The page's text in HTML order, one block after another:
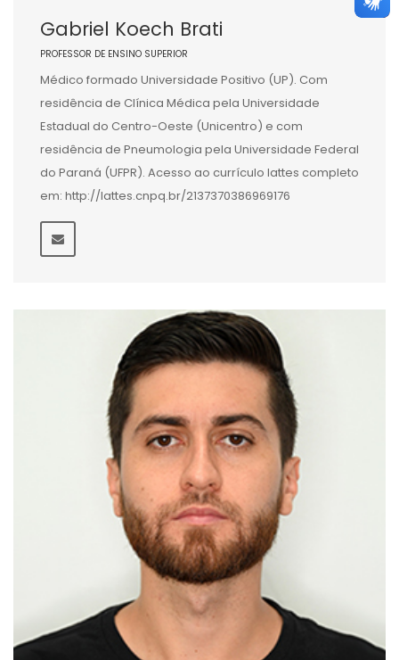
Gabriel Koech Brati
PROFESSOR DE ENSINO SUPERIOR
Médico formado Universidade Positivo (UP). Com
residência de Clínica Médica pela Universidade
Estadual do Centro-Oeste (Unicentro) e com
residência de Pneumologia pela Universidade Federal
do Paraná (UFPR). Acesso ao currículo lattes completo
em: http://lattes.cnpq.br/2137370386969176